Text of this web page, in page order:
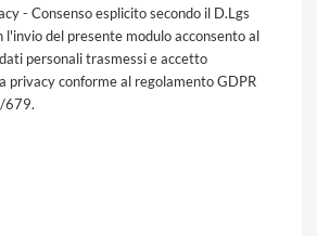
- Consenso esplicito secondo il D.Lgs
del presente modulo acconsento al
personali trasmessi e accetto
privacy conforme al regolamento GDPR
679.